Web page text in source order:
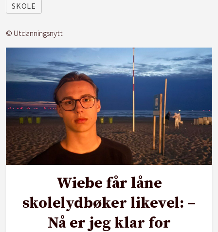
SKOLE
© Utdanningsnytt
Wiebe får låne
skolelydbøker likevel: –
Nå er jeg klar for